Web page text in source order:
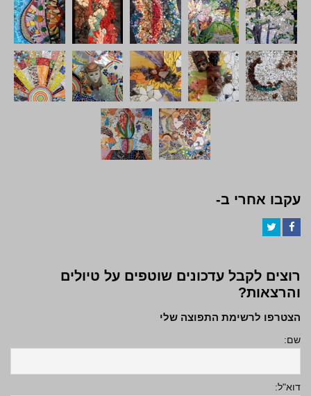
עקבו אחרי ב-
רוצים לקבל עדכונים שוטפים על טיולים
והרצאות?
הצטרפו לרשימת התפוצה שלי
שם:
דוא"ל: